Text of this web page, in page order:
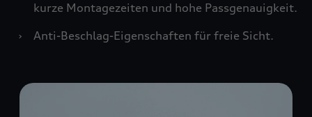
kurze Montagezeiten und hohe Passgenauigkeit.
›
Anti-Beschlag-Eigenschaften für freie Sicht.